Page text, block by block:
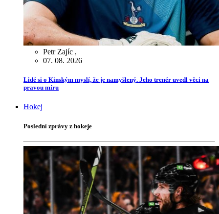
Petr Zajíc ,
07. 08. 2026
Lidé si o Kinským myslí, že je namyšlený. Jeho trenér uvedl věci na
pravou míru
Hokej
Poslední zprávy z hokeje